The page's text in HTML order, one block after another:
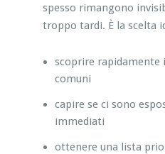
spesso rimangono
troppo tardi. È la scelta
scoprire rapidamente
comuni
capire se ci sono
immediati
ottenere una lista